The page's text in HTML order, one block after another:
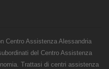
Centro Assistenza Alessandria
del Centro Assistenza
Trattasi di centri assistenza